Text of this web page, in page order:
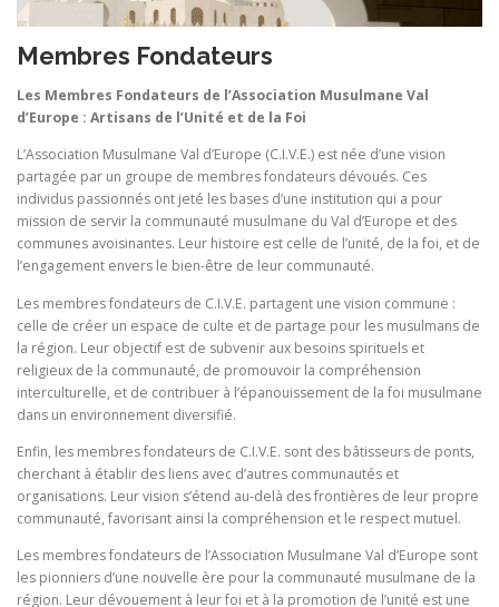
Membres Fondateurs
Les Membres Fondateurs de l’Association Musulmane Val
d’Europe : Artisans de l’Unité et de la Foi
L’Association Musulmane Val d’Europe (C.I.V.E.) est née d’une vision
partagée par un groupe de membres fondateurs dévoués. Ces
individus passionnés ont jeté les bases d’une institution qui a pour
mission de servir la communauté musulmane du Val d’Europe et des
communes avoisinantes. Leur histoire est celle de l’unité, de la foi, et de
l’engagement envers le bien-être de leur communauté.
Les membres fondateurs de C.I.V.E. partagent une vision commune :
celle de créer un espace de culte et de partage pour les musulmans de
la région. Leur objectif est de subvenir aux besoins spirituels et
religieux de la communauté, de promouvoir la compréhension
interculturelle, et de contribuer à l’épanouissement de la foi musulmane
dans un environnement diversifié.
Enfin, les membres fondateurs de C.I.V.E. sont des bâtisseurs de ponts,
cherchant à établir des liens avec d’autres communautés et
organisations. Leur vision s’étend au-delà des frontières de leur propre
communauté, favorisant ainsi la compréhension et le respect mutuel.
Les membres fondateurs de l’Association Musulmane Val d’Europe sont
les pionniers d’une nouvelle ère pour la communauté musulmane de la
région. Leur dévouement à leur foi et à la promotion de l’unité est une